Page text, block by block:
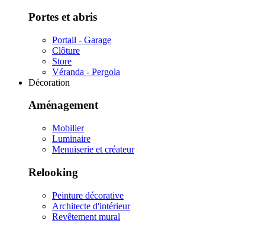
Portes et abris
Portail - Garage
Clôture
Store
Véranda - Pergola
Décoration
Aménagement
Mobilier
Luminaire
Menuiserie et créateur
Relooking
Peinture décorative
Architecte d'intérieur
Revêtement mural